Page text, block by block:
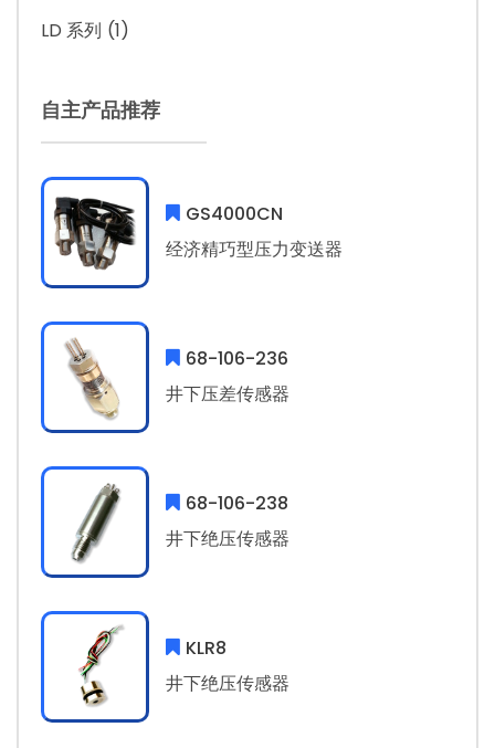
LD 系列 (1)
自主产品推荐
GS4000CN
经济精巧型压力变送器
68-106-236
井下压差传感器
68-106-238
井下绝压传感器
KLR8
井下绝压传感器